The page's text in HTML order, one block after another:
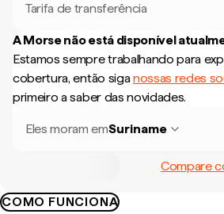
Tarifa de transferência
A Morse não está disponível
Estamos sempre trabalhando para
cobertura, então siganossas redes
primeiro a saber das novidades.
Eles moram emSuriname
Compare
COMO FUNCIONA